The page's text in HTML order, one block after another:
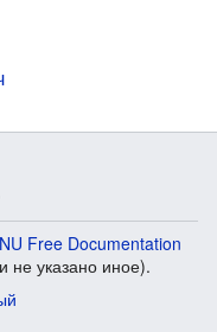
Free Documentation
не указано иное).